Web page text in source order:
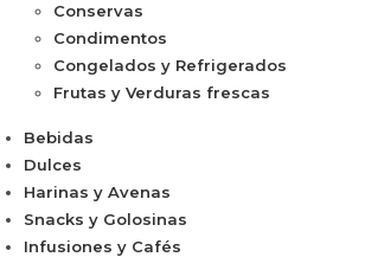
Conservas
Condimentos
Congelados y Refrigerados
Frutas y Verduras frescas
Bebidas
Dulces
Harinas y Avenas
Snacks y Golosinas
Infusiones y Cafés